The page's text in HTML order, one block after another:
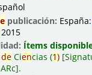
publicación: España:
2015
Ítems
deCiencias (1)
.